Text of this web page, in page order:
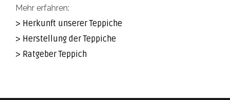
Mehr erfahren:
> Herkunft unserer Teppiche
> Herstellung der Teppiche
> Ratgeber Teppich